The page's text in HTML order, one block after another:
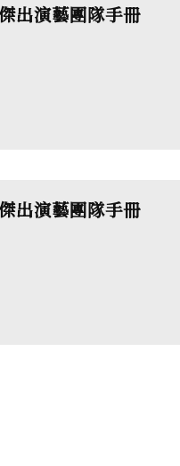
出演藝團隊手冊
出演藝團隊手冊